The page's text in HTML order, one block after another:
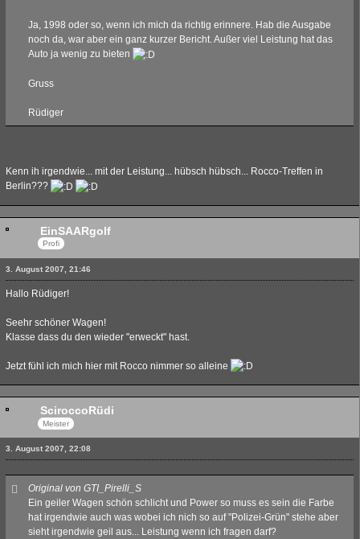
Ja, 1998 oder so, wenn ich mich da richtig erinnere. Hab die Ausgabe
noch da, war aber ein ganz kurzer Bericht. Außer viel Leistung hat das
Auto ja wenig zu bieten
Gruss
Rüdiger
Kenn ih irgendwie... mit der Leistung... hübsch hübsch... Rocco-Treffen in
Berlin???
EinSAARgolf
Profi
3. August 2007, 21:46
Hallo Rüdiger!
Seehr schöner Wagen!
Klasse dass du den wieder "erweckt" hast.
Jetzt fühl ich mich hier mit Rocco nimmer so alleine
SciroccoRüdi
Meister
3. August 2007, 22:08
Original von GTI_Pirelli_S
Ein geiler Wagen schön schlicht und Power so muss es sein die Farbe
hat irgendwie auch was wobei ich nich so auf "Polizei-Grün" stehe aber
sieht irgendwie geil aus... Leistung wenn ich fragen darf?